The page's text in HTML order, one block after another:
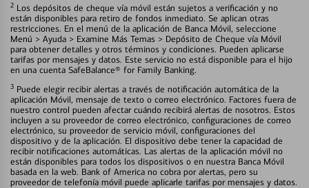
2 Los depósitos de cheque vía móvil están sujetos a verificación y no
están disponibles para retiro de fondos inmediato. Se aplican otras
restricciones. En el menú de la aplicación de Banca Móvil, seleccione
Menú > Ayuda > Examine Más Temas > Depósito de Cheque vía Móvil
para obtener detalles y otros términos y condiciones. Pueden aplicarse
tarifas por mensajes y datos. Este servicio no está disponible para el hijo
en una cuenta SafeBalance® for Family Banking.
3 Puede elegir recibir alertas a través de notificación automática de la
aplicación Móvil, mensaje de texto o correo electrónico. Factores fuera de
nuestro control pueden afectar cuándo recibirá alertas de nosotros. Estos
incluyen a su proveedor de correo electrónico, configuraciones de correo
electrónico, su proveedor de servicio móvil, configuraciones del
dispositivo y de la aplicación. El dispositivo debe tener la capacidad de
recibir notificaciones automáticas. Las alertas de la aplicación móvil no
están disponibles para todos los dispositivos o en nuestra Banca Móvil
basada en la web. Bank of America no cobra por alertas, pero su
proveedor de telefonía móvil puede aplicarle tarifas por mensajes y datos.